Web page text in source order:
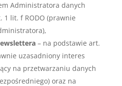
Administratora danych
1 lit. f RODO (prawnie
– na podstawie art.
uzasadniony interes
na przetwarzaniu danych
oraz na